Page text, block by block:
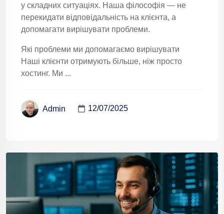
у складних ситуаціях. Наша філософія — не
перекидати відповідальність на клієнта, а
допомагати вирішувати проблеми.
Які проблеми ми допомагаємо вирішувати
Наші клієнти отримують більше, ніж просто
хостинг. Ми ...
Admin 12/07/2025